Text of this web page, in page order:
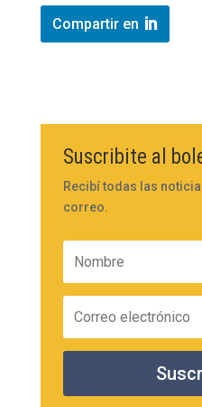
Compartir en
Suscribite al
Recibí todas las
correo.